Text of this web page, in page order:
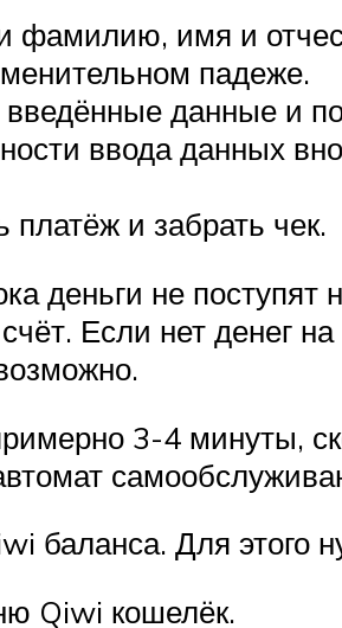
фамилию, имя и
падеже.
данные и
ввода данных
и забрать чек.
деньги не
Если нет денег
3-4 минуты,
баланса. Для этого
Qiwi кошелёк.